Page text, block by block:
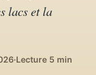
lacs et la
·Lecture 5 min